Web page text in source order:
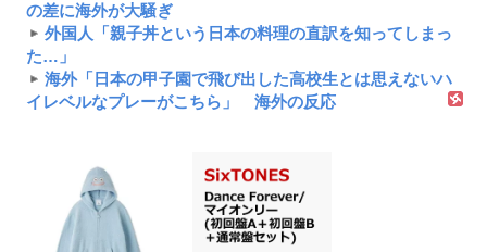
の差に海外が大騒ぎ
外国人「親子丼という日本の料理の直訳を知ってしまっ
た…」
海外「日本の甲子園で飛び出した高校生とは思えないハ
イレベルなプレーがこちら」 海外の反応